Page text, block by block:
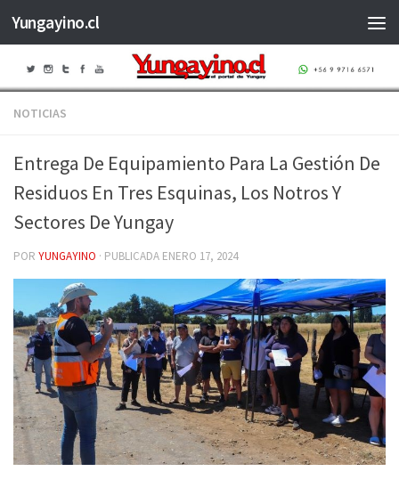
Saltar al contenido
Yungayino.cl
NOTICIAS
Entrega De Equipamiento Para La Gestión De
Residuos En Tres Esquinas, Los Notros Y
Sectores De Yungay
POR YUNGAYINO · PUBLICADA ENERO 17, 2024